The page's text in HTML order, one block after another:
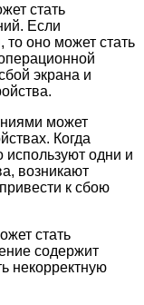
стать
Если
оно может стать
экрана и
может
Когда
одни и
возникают
к сбою
стать
содержит
некорректную